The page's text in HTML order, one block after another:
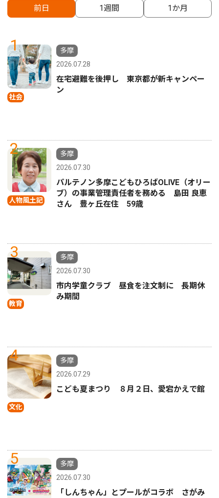
前日 1週間 1か月
1
社会
多摩
2026.07.28
在宅避難を後押し 東京都が新キャンペー
ン
2
人物風土記
多摩
2026.07.30
パルテノン多摩こどもひろばOLIVE（オリー
ブ）の事業管理責任者を務める 島田 良恵
さん 豊ヶ丘在住 59歳
3
教育
多摩
2026.07.30
市内学童クラブ 昼食を注文制に 長期休
み期間
4
文化
多摩
2026.07.29
こども夏まつり ８月２日、愛宕かえで館
5
多摩
2026.07.30
「しんちゃん」とプールがコラボ さがみ